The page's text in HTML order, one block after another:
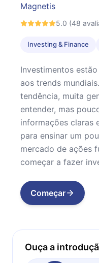
Magnetis
5.0 (48
Investing & Finance
Investimentos
aos trends
tendência, muita
entender, mas
informações claras
para ensinar um
mercado de ações
começar a fazer
Começar
Ouça a